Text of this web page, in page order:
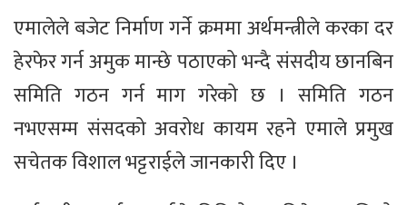
एमालेले बजेट निर्माण गर्ने क्रममा अर्थमन्त्रीले करका दर
हेरफेर गर्न अमुक मान्छे पठाएको भन्दै संसदीय छानबिन
समिति गठन गर्न माग गरेको छ । समिति गठन
नभएसम्म संसदको अवरोध कायम रहने एमाले प्रमुख
सचेतक विशाल भट्टराईले जानकारी दिए ।